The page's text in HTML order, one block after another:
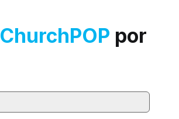
ChurchPOP por